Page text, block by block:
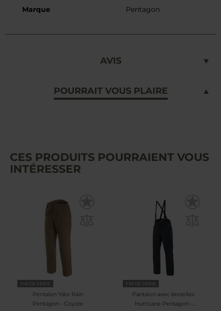
Marque
Pentagon
AVIS
POURRAIT VOUS PLAIRE
CES PRODUITS POURRAIENT VOUS
INTÉRESSER
FIN DE SÉRIE
Pentalon Ydor Rain
Pentagon - Coyote
FIN DE SÉRIE
Pantalon avec bretelles
Hurricane Pentagon -